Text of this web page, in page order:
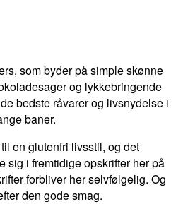
som byder på simple skønne
og lykkebringende
bedste råvarer og livsnydelse i
baner.
en glutenfri livsstil, og det
sig i fremtidige opskrifter her på
forbliver her selvfølgelig. Og
den gode smag.